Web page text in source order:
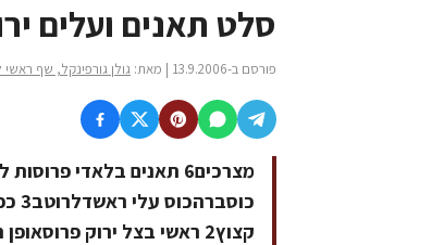
סלט תאנים ועלים
פורסם ב-13.9.2006 | מאת: גולן גורפינקל, שף ראשי
קצוץ2 ראשי בצל ירוק